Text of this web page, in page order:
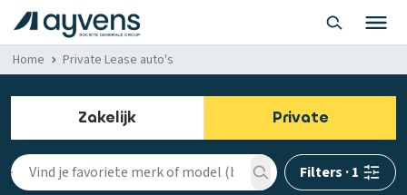
Home Private Lease auto's
Zakelijk Private
Filters ·1